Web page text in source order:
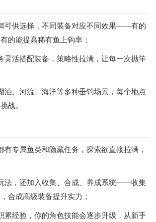
可供选择，不同装备对应不同效果——有的
的能提高稀有鱼上钩率；
灵活搭配装备，策略性拉满，让每一次抛竿
泊、河流、海洋等多种垂钓场景，每个地点
战。
有专属鱼类和隐藏任务，探索欲直接拉满，
法，还加入收集、合成、养成系统——收集
合成高级装备提升实力；
累经验，你的角色技能会逐步升级，从新手